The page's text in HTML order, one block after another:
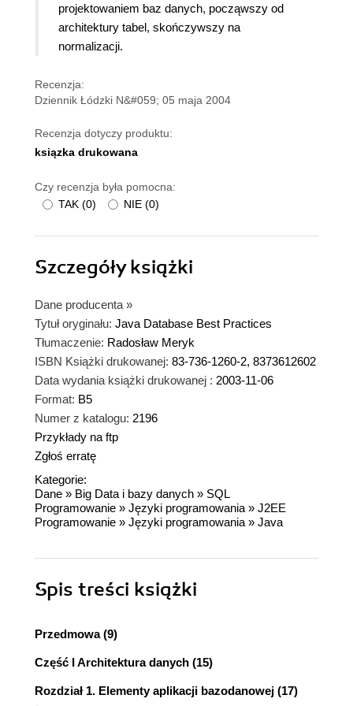
projektowaniem baz danych, począwszy od
architektury tabel, skończywszy na
normalizacji.
Recenzja:
Dziennik Łódzki N&#059; 05 maja 2004
Recenzja dotyczy produktu:
ksiązka drukowana
Czy recenzja była pomocna:
TAK (0) NIE (0)
Szczegółyksiążki
Dane producenta »
Tytuł oryginału: Java Database Best Practices
Tłumaczenie: Radosław Meryk
ISBN Książki drukowanej: 83-736-1260-2, 8373612602
Data wydania książki drukowanej : 2003-11-06
Format: B5
Numer z katalogu: 2196
Przykłady na ftp
Zgłoś erratę
Kategorie:
Dane » Big Data i bazy danych » SQL
Programowanie » Języki programowania » J2EE
Programowanie » Języki programowania » Java
Spis treści książki
Przedmowa (9)
Część I Architektura danych (15)
Rozdział 1. Elementy aplikacji bazodanowej (17)